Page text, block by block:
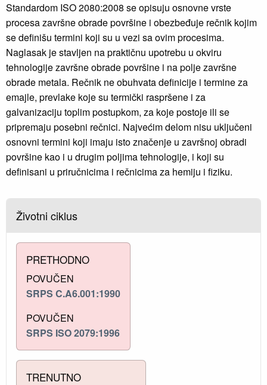
Standardom ISO 2080:2008 se opisuju osnovne vrste
procesa završne obrade površine i obezbeđuje rečnik kojim
se definišu termini koji su u vezi sa ovim procesima.
Naglasak je stavljen na praktičnu upotrebu u okviru
tehnologije završne obrade površine i na polje završne
obrade metala. Rečnik ne obuhvata definicije i termine za
emajle, prevlake koje su termički raspršene i za
galvanizaciju toplim postupkom, za koje postoje ili se
pripremaju posebni rečnici. Najvećim delom nisu uključeni
osnovni termini koji imaju isto značenje u završnoj obradi
površine kao i u drugim poljima tehnologije, i koji su
definisani u priručnicima i rečnicima za hemiju i fiziku.
Životni ciklus
PRETHODNO
POVUČEN
SRPS C.A6.001:1990
POVUČEN
SRPS ISO 2079:1996
TRENUTNO